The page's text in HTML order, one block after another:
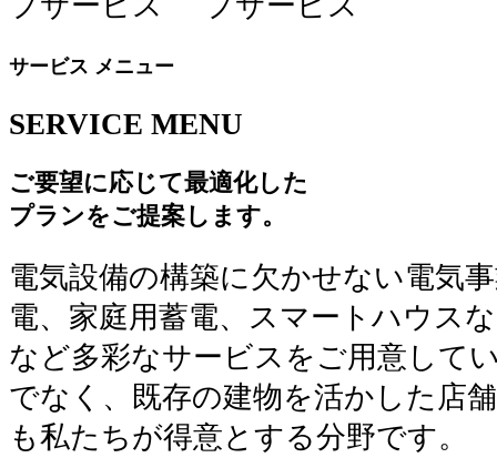
サービス メニュー
SERVICE MENU
ご要望に応じて最適化した
プランをご提案します。
電気設備の構築に欠かせない電気
電、家庭用蓄電、スマートハウス
など多彩なサービスをご用意して
でなく、既存の建物を活かした店
も私たちが得意とする分野です。